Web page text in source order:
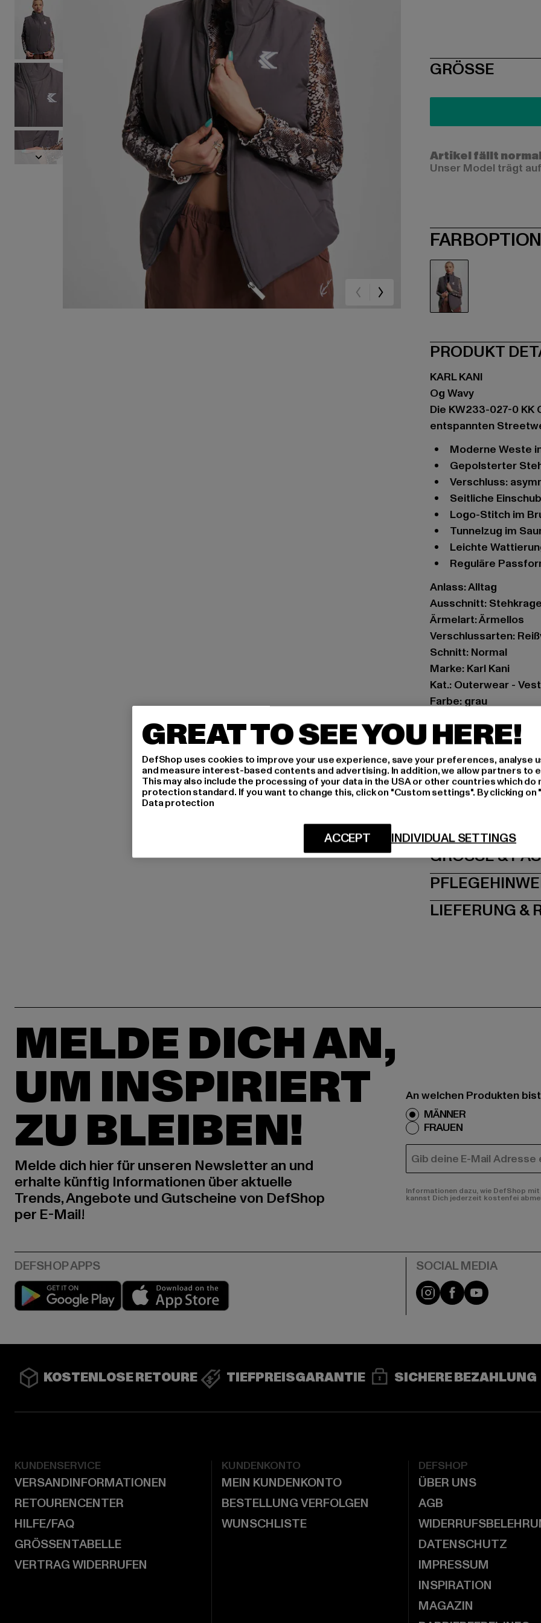
SIZE
GRÖSSE
Artikel fällt
Unser Model trägt
PRODUKT
KARL KANI
Og Wavy
Die KW233-027-0 KK
entspannten
Moderne Weste
Gepolsterter
Verschluss:
Seitliche
Logo-Stitch im
Tunnelzug im
Leichte
Reguläre
Anlass: Alltag
Ausschnitt:
Ärmelart: Ärmellos
Verschlussarten:
Schnitt: Normal
Marke: Karl Kani
Kat.: Outerwear -
Farbe: grau
Hersteller: Urban
GRÖSSE
LIEFERUNG &
MELDE DICH AN,
UM INSPIRIERT
ZU BLEIBEN!
Melde dich hier für unseren Newsletter an und
erhalte künftig Informationen über aktuelle
Trends, Angebote und Gutscheine von DefShop
per E-Mail!
An welchen Produkten
MÄNNER
FRAUEN
E-MAIL
Informationen dazu, wie DefShop
kannst Dich jederzeit kostenfei
Play market Instagram
FacebookYouTube
KOSTENLOSE RETOURE TIEFPREISGARANTIE SICHERE BEZAHLUNG
KUNDENSERVICE
VERSANDINFORMATIONEN
RETOURENCENTER
HILFE/FAQ
GRÖSSENTABELLE
VERTRAG WIDERRUFEN
KUNDENKONTO
MEIN KUNDENKONTO
BESTELLUNG VERFOLGEN
WUNSCHLISTE
DEFSHOP
ÜBER UNS
AGB
DATENSCHUTZ
IMPRESSUM
INSPIRATION
MAGAZIN
GREAT TO SEE YOU HERE!
DefShop uses cookies to improve your use experience, save your preferences, analyse
and measure interest-based contents and advertising. In addition, we allow partners to
This may also include the processing of your data in the USA or other countries which do
protection standard. If you want to change this, click on "Custom settings". By clicking
Data protection
INDIVIDUAL SETTINGS
ACCEPT